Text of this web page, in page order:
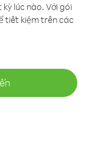
lúc nào. Với gói
tiết kiệm trên các